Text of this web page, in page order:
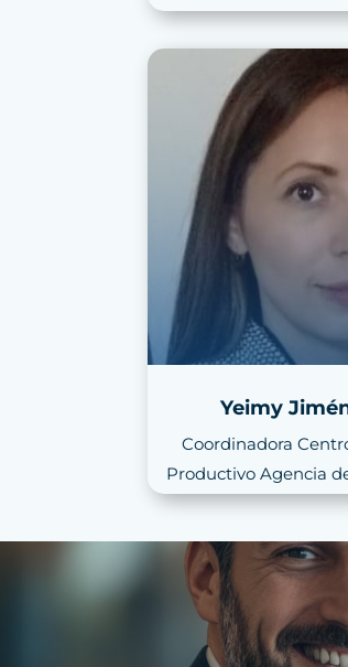
Yeimy
Coordinadora
Productivo Agencia